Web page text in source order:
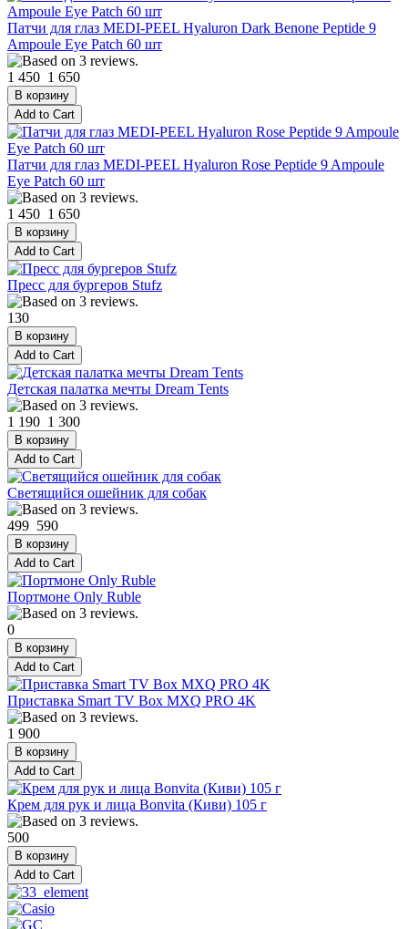
Патчи для глаз MEDI-PEEL Hyaluron Dark Benone Peptide 9
Ampoule Eye Patch 60 шт
1 450 1 650
Патчи для глаз MEDI-PEEL Hyaluron Rose Peptide 9 Ampoule
Eye Patch 60 шт
1 450 1 650
Пресс для бургеров Stufz
130
Детская палатка мечты Dream Tents
1 190 1 300
Светящийся ошейник для собак
499 590
Портмоне Only Ruble
0
Приставка Smart TV Box MXQ PRO 4K
1 900
Крем для рук и лица Bonvita (Киви) 105 г
500